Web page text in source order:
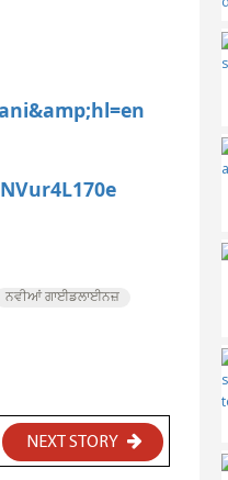
ਨਵੀਆਂ ਗਾਈਡਲਾਈਨਜ਼
NEXT STORY